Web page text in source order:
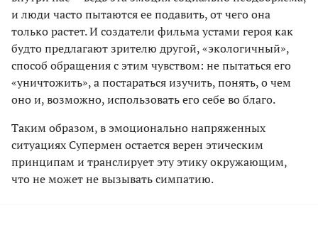
и люди часто пытаются ее подавить, от чего она
только растет. И создатели фильма устами героя как
будто предлагают зрителю другой, «экологичный»,
способ обращения с этим чувством: не пытаться его
«уничтожить», а постараться изучить, понять, о чем
оно и, возможно, использовать его себе во благо.
Таким образом, в эмоционально напряженных
ситуациях Супермен остается верен этическим
принципам и транслирует эту этику окружающим,
что не может не вызывать симпатию.